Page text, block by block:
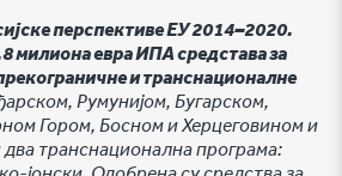
перспективе ЕУ 2014–2020.
милиона евра ИПА средстава за
и транснационалне
Румунијом, Бугарском,
Гором, Босном и Херцеговином и
два транснационална програма: